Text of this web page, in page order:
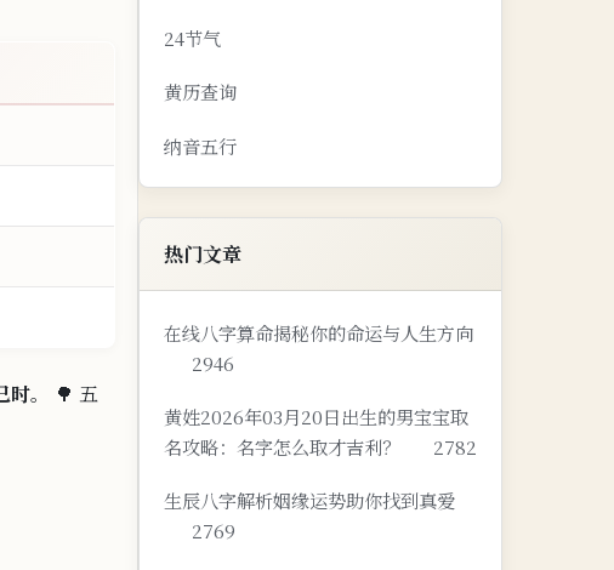
时。 🌳 五
24节气
黄历查询
纳音五行
热门文章
在线八字算命揭秘你的命运与人生方向
2946
黄姓2026年03月20日出生的男宝宝取
名攻略：名字怎么取才吉利？
2782
生辰八字解析姻缘运势助你找到真爱
2769